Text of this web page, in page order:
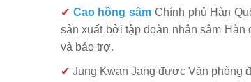
✔ Cao hồng sâm Chính phủ Hàn
sản xuất bởi tập đoàn nhân sâm
và bảo trợ.
✔ Jung Kwan Jang được Văn phòng